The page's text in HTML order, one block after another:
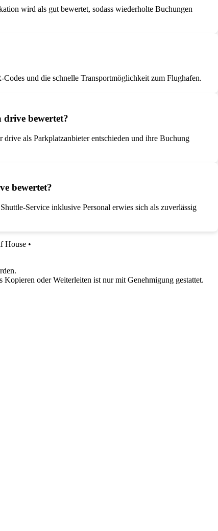
wird als gut bewertet, sodass wiederholte Buchungen
und die schnelle Transportmöglichkeit zum Flughafen.
bewertet?
als Parkplatzanbieter entschieden und ihre Buchung
bewertet?
Service inklusive Personal erwies sich als zuverlässig
House •
oder Weiterleiten ist nur mit Genehmigung gestattet.